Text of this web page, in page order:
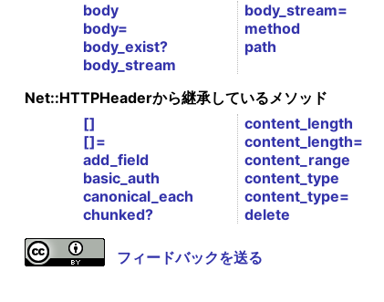
body
body=
body_exist?
body_stream
body_stream=
method
path
Net::HTTPHeaderから継承しているメソッド
[]
[]=
add_field
basic_auth
canonical_each
chunked?
content_length
content_length=
content_range
content_type
content_type=
delete
フィードバックを送る